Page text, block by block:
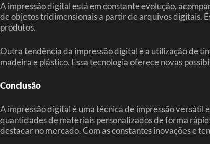
A impressão digital está em constante evolução,
de objetos tridimensionais a partir de arquivos digitais.
produtos.
Outra tendência da impressão digital é a utilização de
madeira e plástico. Essa tecnologia oferece novas
Conclusão
A impressão digital é uma técnica de impressão
quantidades de materiais personalizados de forma
destacar no mercado. Com as constantes inovações e